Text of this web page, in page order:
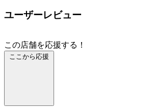
ユーザーレビュー
この店舗を応援する！
ここから応援